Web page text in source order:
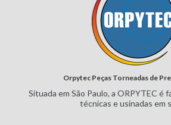
Orpytec Peças Torneadas de
Situada em São Paulo, a ORPYTEC é
técnicas eusinadas em